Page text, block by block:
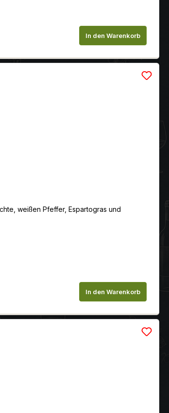
Anzahl zu erhöhen oder
In den Warenkorb
weißen Pfeffer, Espartogras und
Anzahl zu erhöhen oder
In den Warenkorb